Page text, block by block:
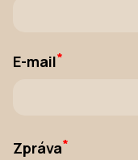
E-mail*
Zpráva*